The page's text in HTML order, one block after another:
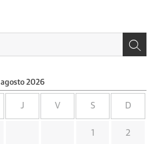
agosto 2026
J V S D
1 2